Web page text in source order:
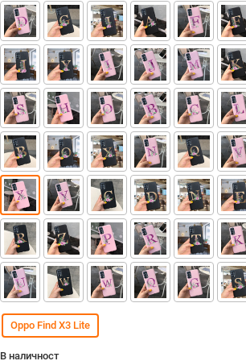
Oppo Find X3 Lite
В наличност